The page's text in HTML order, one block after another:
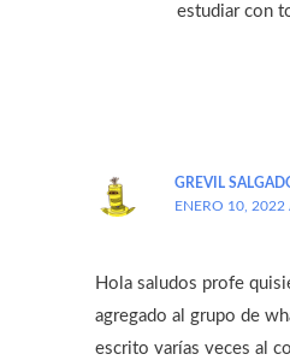
estudiar con
GREVIL
ENERO 10, 2022
Hola saludos profe
agregado al grupo de
escrito varías veces al